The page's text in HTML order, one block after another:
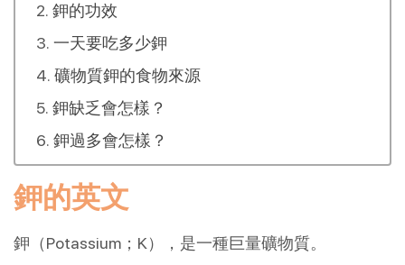
鉀的功效
一天要吃多少鉀
礦物質鉀的食物來源
鉀缺乏會怎樣？
鉀過多會怎樣？
鉀的英文
鉀（Potassium；K），是一種巨量礦物質。